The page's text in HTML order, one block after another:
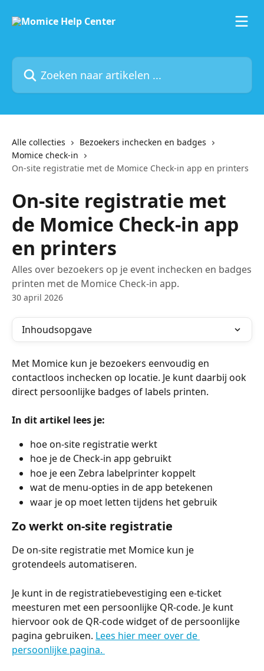
Zoeken naar artikelen ...
Alle collecties
Bezoekers inchecken en badges
Momice check-in
On-site registratie met de Momice Check-in app en printers
On-site registratie met
de Momice Check-in app
en printers
Alles over bezoekers op je event inchecken en badges
printen met de Momice Check-in app.
30 april 2026
Inhoudsopgave
Met Momice kun je bezoekers eenvoudig en
contactloos inchecken op locatie. Je kunt daarbij ook
direct persoonlijke badges of labels printen.
In dit artikel lees je:
hoe on-site registratie werkt
hoe je de Check-in app gebruikt
hoe je een Zebra labelprinter koppelt
wat de menu-opties in de app betekenen
waar je op moet letten tijdens het gebruik
Zo werkt on-site registratie
De on-site registratie met Momice kun je
grotendeels automatiseren.
Je kunt in de registratiebevestiging een e-ticket
meesturen met een persoonlijke QR-code. Je kunt
hiervoor ook de QR-code widget of de persoonlijke
pagina gebruiken. Lees hier meer over de
persoonlijke pagina.